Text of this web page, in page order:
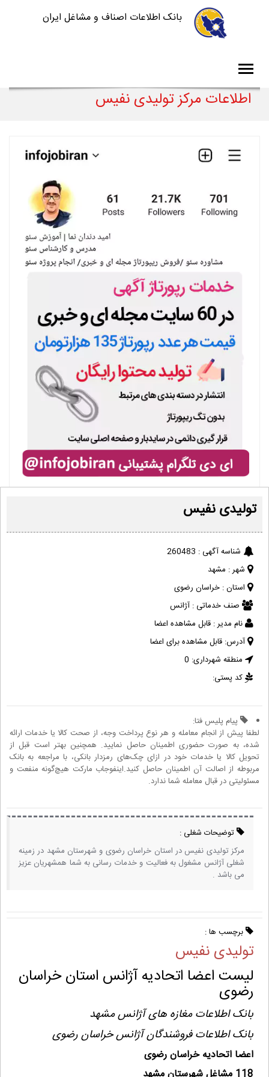
بانک اطلاعات اصناف و مشاغل ایران
اطلاعات مرکز تولیدی نفیس
تولیدی نفیس
شناسه آگهی : 260483
شهر : مشهد
استان : خراسان رضوی
صنف خدماتی : آژانس
نام مدیر : قابل مشاهده اعضا
آدرس: قابل مشاهده برای اعضا
منطقه شهرداری: 0
کد پستی:
پیام پلیس فتا:
لطفا پیش از انجام معامله و هر نوع پرداخت وجه، از صحت کالا یا خدمات ارائه
شده، به صورت حضوری اطمینان حاصل نمایید. همچنین بهتر است قبل از
تحویل کالا یا خدمات خود در ازای چک‌های رمزدار بانکی، با مراجعه به بانک
مربوطه از اصالت آن اطمینان حاصل کنید.اینفوجاب مارکت هیچ‌گونه منفعت و
مسئولیتی در قبال معامله شما ندارد.
توضیحات شغلی :
مرکز تولیدی نفیس در استان خراسان رضوی و شهرستان مشهد در زمینه
شغلی آژانس مشغول به فعالیت و خدمات رسانی به شما همشهریان عزیز
می باشد .
برچسب ها :
تولیدی نفیس
لیست اعضا اتحادیه آژانس استان خراسان
رضوی
بانک اطلاعات مغازه های آژانس مشهد
بانک اطلاعات فروشندگان آژانس خراسان رضوی
اعضا اتحادیه خراسان رضوی